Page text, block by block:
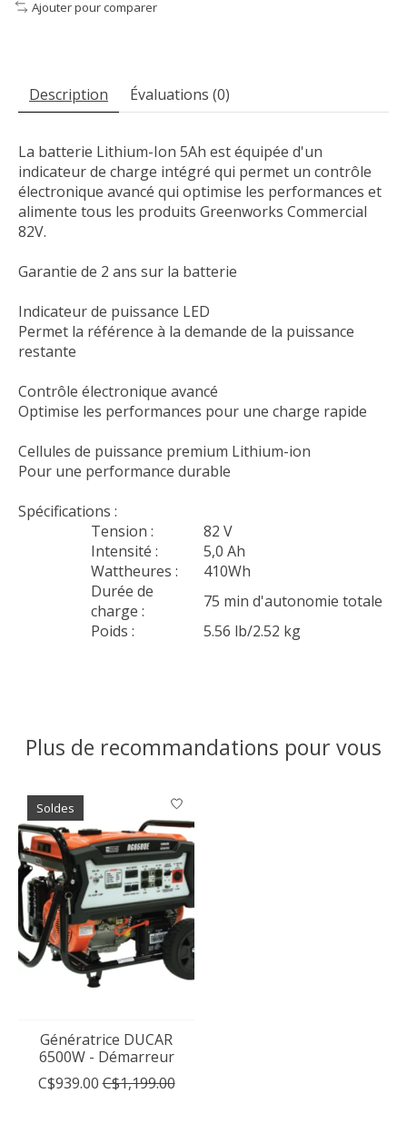
Ajouter pour comparer
Description Évaluations (0)
La batterie Lithium-Ion 5Ah est équipée d'un
indicateur de charge intégré qui permet un contrôle
électronique avancé qui optimise les performances et
alimente tous les produits Greenworks Commercial
82V.
Garantie de 2 ans sur la batterie
Indicateur de puissance LED
Permet la référence à la demande de la puissance
restante
Contrôle électronique avancé
Optimise les performances pour une charge rapide
Cellules de puissance premium Lithium-ion
Pour une performance durable
Spécifications :
Tension :
82 V
Intensité :
5,0 Ah
Wattheures :
410Wh
Durée de
charge :
75 min d'autonomie totale
Poids :
5.56 lb/2.52 kg
Plus de recommandations pour vous
Articles du carrousel de produits
Soldes
Génératrice DUCAR
6500W - Démarreur
C$939.00 C$1,199.00